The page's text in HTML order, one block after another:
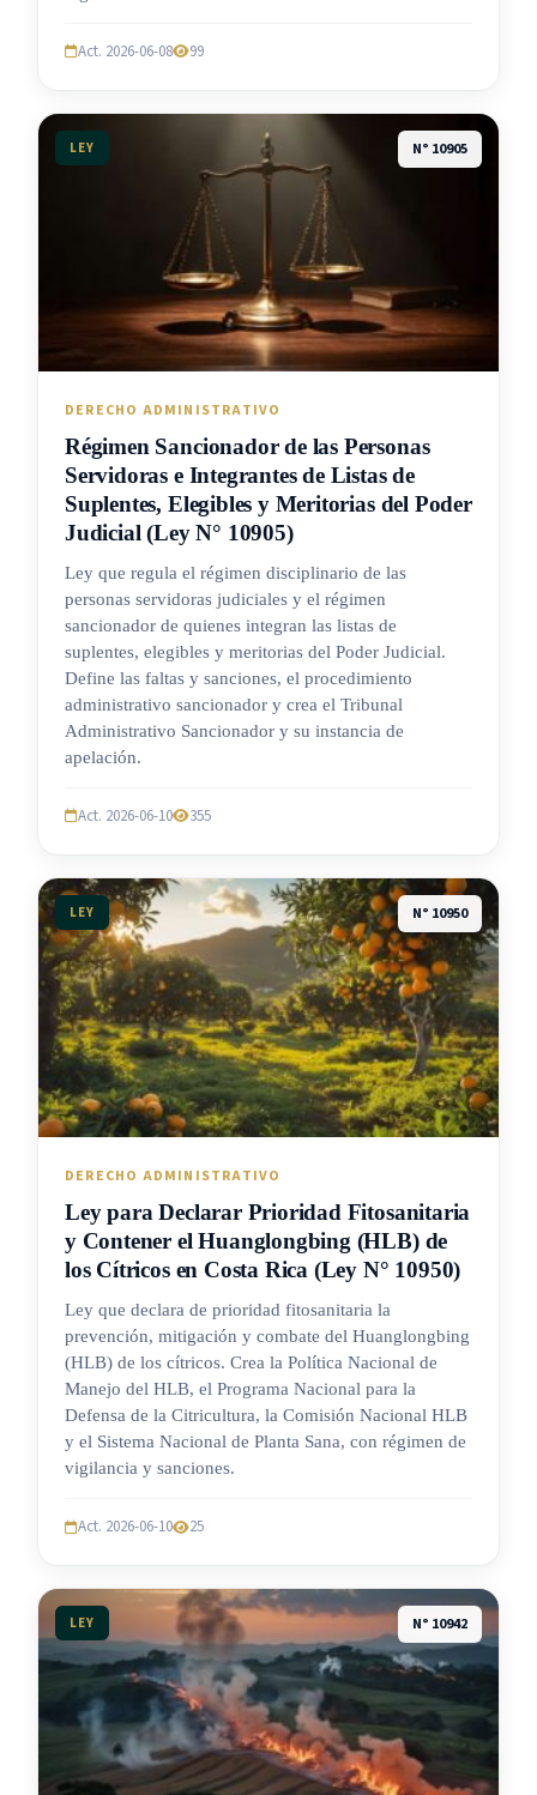
Act. 2026-06-08 99
LEY N° 10905
DERECHO ADMINISTRATIVO
Régimen Sancionador de las Personas
Servidoras e Integrantes de Listas de
Suplentes, Elegibles y Meritorias del Poder
Judicial (Ley N° 10905)
Ley que regula el régimen disciplinario de las
personas servidoras judiciales y el régimen
sancionador de quienes integran las listas de
suplentes, elegibles y meritorias del Poder Judicial.
Define las faltas y sanciones, el procedimiento
administrativo sancionador y crea el Tribunal
Administrativo Sancionador y su instancia de
apelación.
Act. 2026-06-10 355
LEY N° 10950
DERECHO ADMINISTRATIVO
Ley para Declarar Prioridad Fitosanitaria
y Contener el Huanglongbing (HLB) de
los Cítricos en Costa Rica (Ley N° 10950)
Ley que declara de prioridad fitosanitaria la
prevención, mitigación y combate del Huanglongbing
(HLB) de los cítricos. Crea la Política Nacional de
Manejo del HLB, el Programa Nacional para la
Defensa de la Citricultura, la Comisión Nacional HLB
y el Sistema Nacional de Planta Sana, con régimen de
vigilancia y sanciones.
Act. 2026-06-10 25
LEY N° 10942